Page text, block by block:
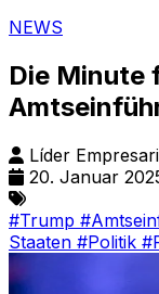
NEWS
Die Minute
Líder
20. Januar
#Trump
Staaten #Politik